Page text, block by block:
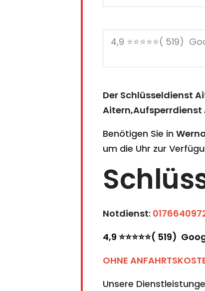
Der Schlüsseldienst
Aitern,Aufsperrdienst
Benötigen Sie in
um die Uhr zur
Notdienst:
4,9 ⭐⭐⭐⭐⭐( 519)
OHNE
Unsere